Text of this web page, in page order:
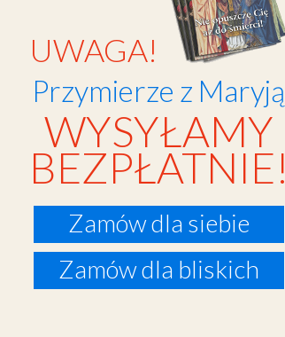
UWAGA!
Przymierze z Maryją
WYSYŁAMY
BEZPŁATNIE!
Zamów dla siebie
Zamów dla bliskich